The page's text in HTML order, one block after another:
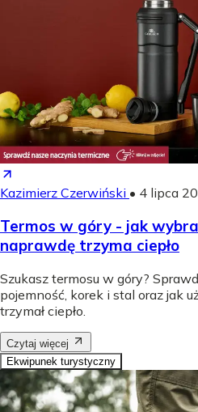
Kazimierz Czerwiński • 4 lipca
Termos w góry - jak
naprawdę trzyma ciepło
Szukasz termosu w góry?
pojemność, korek i stal oraz jak
trzymał ciepło.
Czytaj więcej
Ekwipunek turystyczny